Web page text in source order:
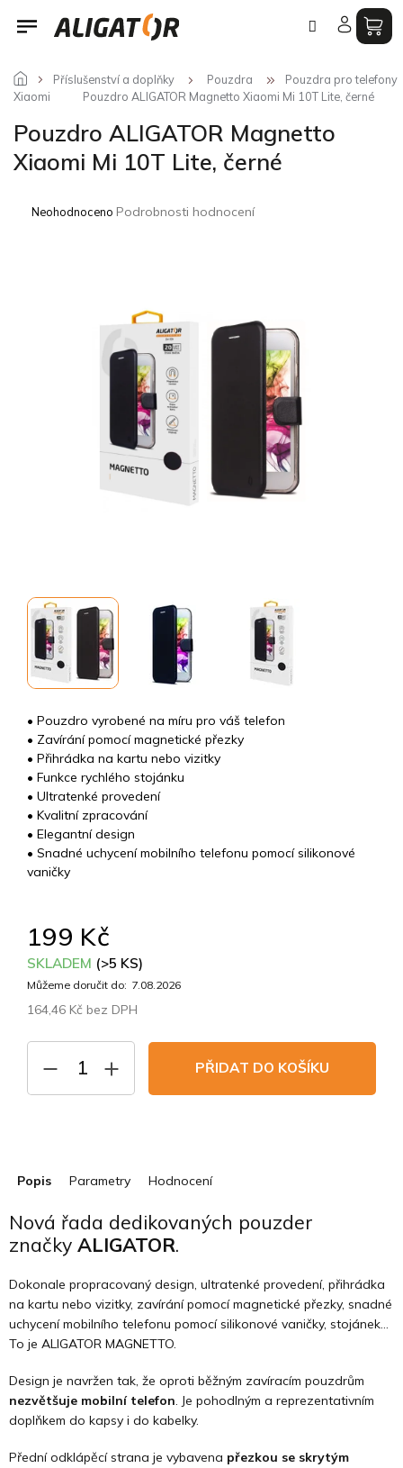
Přejít
Příslušenství a doplňky Pouzdra
Pouzdra pro telefony
Xiaomi
Pouzdro ALIGATOR Magnetto Xiaomi Mi 10T Lite, černé
Pouzdro ALIGATOR Magnetto
Xiaomi Mi 10T Lite, černé
Průměrné
Neohodnoceno Podrobnosti hodnocení
199 Kč
SKLADEM (>5 KS)
Můžeme doručit do: 7.08.2026
164,46 Kč bez DPH
PŘIDAT DO KOŠÍKU
• Pouzdro vyrobené na míru pro váš telefon
• Zavírání pomocí magnetické přezky
• Přihrádka na kartu nebo vizitky
• Funkce rychlého stojánku
• Ultratenké provedení
• Kvalitní zpracování
• Elegantní design
• Snadné uchycení mobilního telefonu pomocí silikonové
vaničky
Popis Parametry Hodnocení
Nová řada dedikovaných pouzder
značky ALIGATOR.
Dokonale propracovaný design, ultratenké provedení, přihrádka
na kartu nebo vizitky, zavírání pomocí magnetické přezky, snadné
uchycení mobilního telefonu pomocí silikonové vaničky, stojánek…
To je ALIGATOR MAGNETTO.
Design je navržen tak, že oproti běžným zavíracím pouzdrům
nezvětšuje mobilní telefon. Je pohodlným a reprezentativním
doplňkem do kapsy i do kabelky.
Přední odklápěcí strana je vybavena přezkou se skrytým